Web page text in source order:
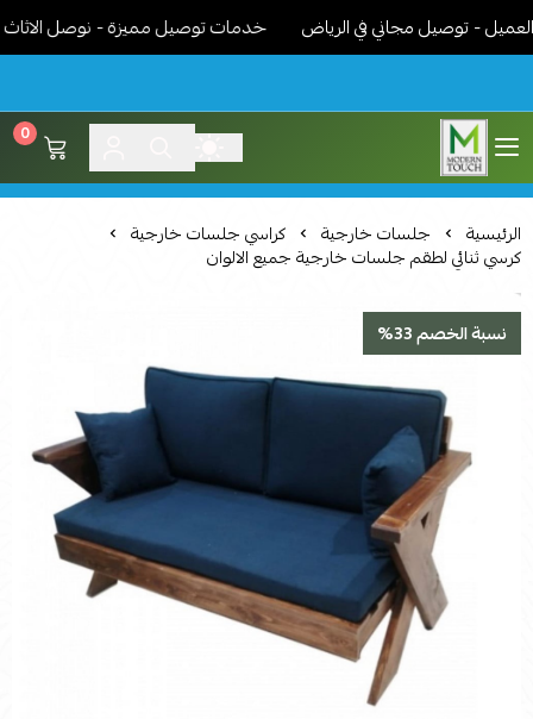
- توصيل مجاني في الرياض خدمات توصيل مميزة - نوصل الاثاث
اثاث مودرن لمسة عصرية
0
الرئيسية جلسات خارجية كراسي جلسات خارجية
كرسي ثنائي لطقم جلسات خارجية جميع الالوان
نسبة الخصم 33%